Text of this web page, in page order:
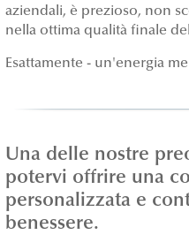
aziendali, è prezioso, non
nella ottima qualità finale
Esattamente - un'energia
Una delle nostre
potervi offrire una
personalizzata e
benessere.